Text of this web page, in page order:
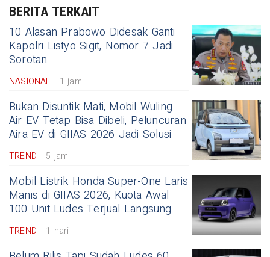
BERITA TERKAIT
10 Alasan Prabowo Didesak Ganti
Kapolri Listyo Sigit, Nomor 7 Jadi
Sorotan
NASIONAL 1 jam
Bukan Disuntik Mati, Mobil Wuling
Air EV Tetap Bisa Dibeli, Peluncuran
Aira EV di GIIAS 2026 Jadi Solusi
TREND 5 jam
Mobil Listrik Honda Super-One Laris
Manis di GIIAS 2026, Kuota Awal
100 Unit Ludes Terjual Langsung
TREND 1 hari